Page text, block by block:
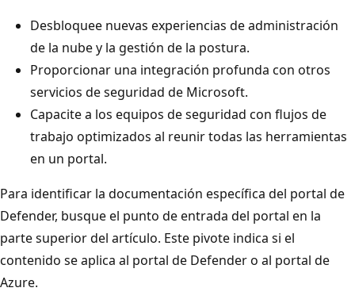
Desbloquee nuevas experiencias de administración
de la nube y la gestión de la postura.
Proporcionar una integración profunda con otros
servicios de seguridad de Microsoft.
Capacite a los equipos de seguridad con flujos de
trabajo optimizados al reunir todas las herramientas
en un portal.
Para identificar la documentación específica del portal de
Defender, busque el punto de entrada del portal en la
parte superior del artículo. Este pivote indica si el
contenido se aplica al portal de Defender o al portal de
Azure.